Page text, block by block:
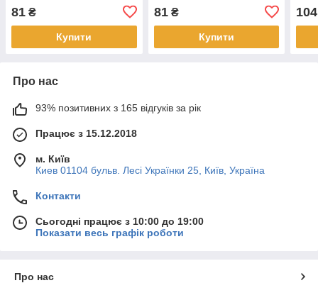
81 ₴
Купити
81₴
Купити
104
Про нас
93% позитивних з 165 відгуків за рік
Працює з 15.12.2018
м. Київ
Киев 01104 бульв. Лесі Українки 25, Київ, Україна
Контакти
Сьогодні працює з 10:00 до 19:00
Показати весь графік роботи
Про нас